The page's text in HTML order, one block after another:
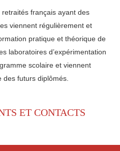
français ayant des
viennent régulièrement et
pratique et théorique de
laboratoires d’expérimentation
scolaire et viennent
futurs diplômés.
ET CONTACTS